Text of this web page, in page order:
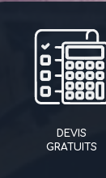
DEVIS
GRATUITS